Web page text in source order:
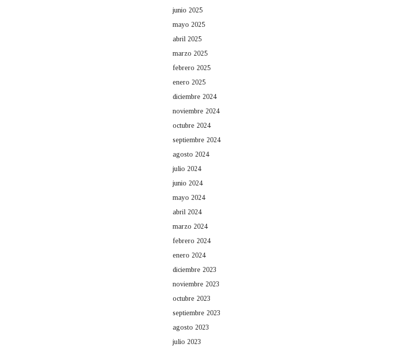
junio 2025
mayo 2025
abril 2025
marzo 2025
febrero 2025
enero 2025
diciembre 2024
noviembre 2024
octubre 2024
septiembre 2024
agosto 2024
julio 2024
junio 2024
mayo 2024
abril 2024
marzo 2024
febrero 2024
enero 2024
diciembre 2023
noviembre 2023
octubre 2023
septiembre 2023
agosto 2023
julio 2023